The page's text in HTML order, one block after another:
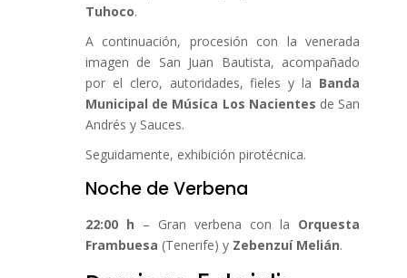
Tuhoco.
A continuación, procesión con la venerada
imagen de San Juan Bautista, acompañado
por el clero, autoridades, fieles y la Banda
Municipal de Música Los Nacientes de San
Andrés y Sauces.
Seguidamente, exhibición pirotécnica.
Noche de Verbena
22:00 h – Gran verbena con la Orquesta
Frambuesa (Tenerife) y Zebenzuí Melián.